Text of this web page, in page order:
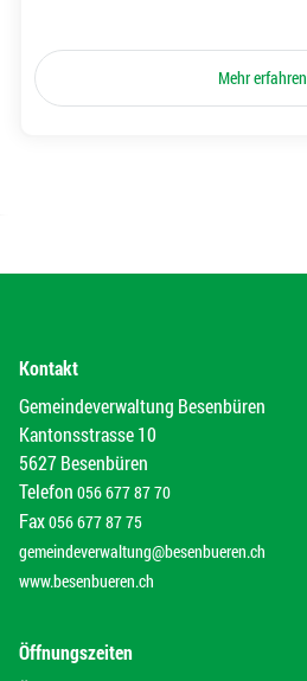
Mehr erfahren
Kontakt
Gemeindeverwaltung Besenbüren
Kantonsstrasse 10
5627 Besenbüren
Telefon 056 677 87 70
Fax056 677 87 75
gemeindeverwaltung@besenbueren.ch
www.besenbueren.ch
Öffnungszeiten